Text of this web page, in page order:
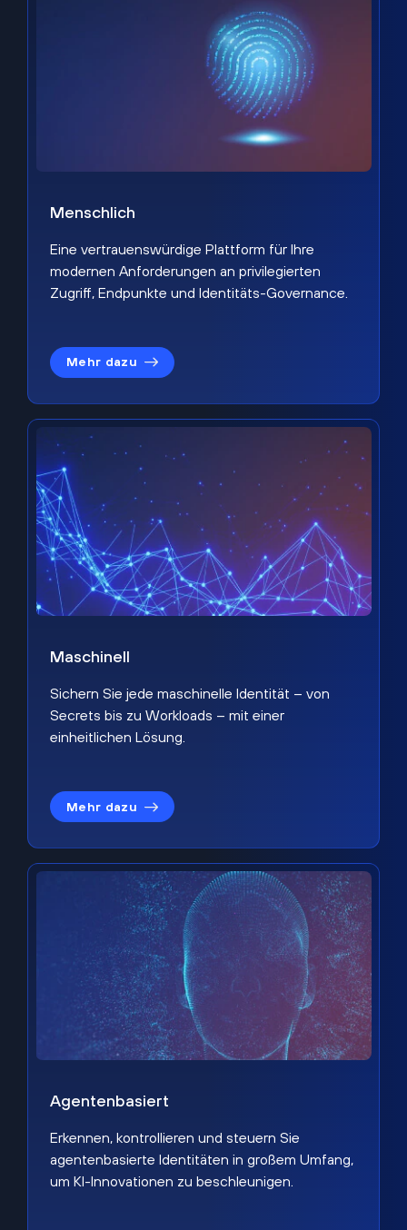
Menschlich
Eine vertrauenswürdige Plattform für Ihre
modernen Anforderungen an privilegierten
Zugriff, Endpunkte und Identitäts-Governance.
Mehr dazu
Maschinell
Sichern Sie jede maschinelle Identität – von
Secrets bis zu Workloads – mit einer
einheitlichen Lösung.
Mehr dazu
Agentenbasiert
Erkennen, kontrollieren und steuern Sie
agentenbasierte Identitäten in großem Umfang,
um KI-Innovationen zu beschleunigen.